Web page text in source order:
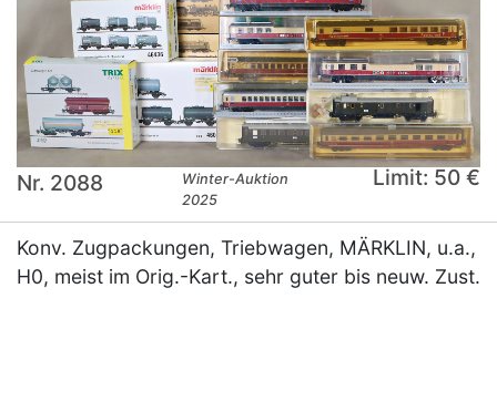
Nr. 2088
Winter-Auktion
2025
Limit: 50 €
Konv. Zugpackungen, Triebwagen, MÄRKLIN, u.a.,
H0, meist im Orig.-Kart., sehr guter bis neuw. Zust.